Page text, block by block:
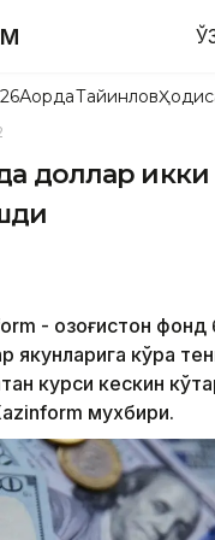
АқордаТайинлов
доллар икки
- Қозоғистон
якунларига кўра
курси кескин
мухбири.